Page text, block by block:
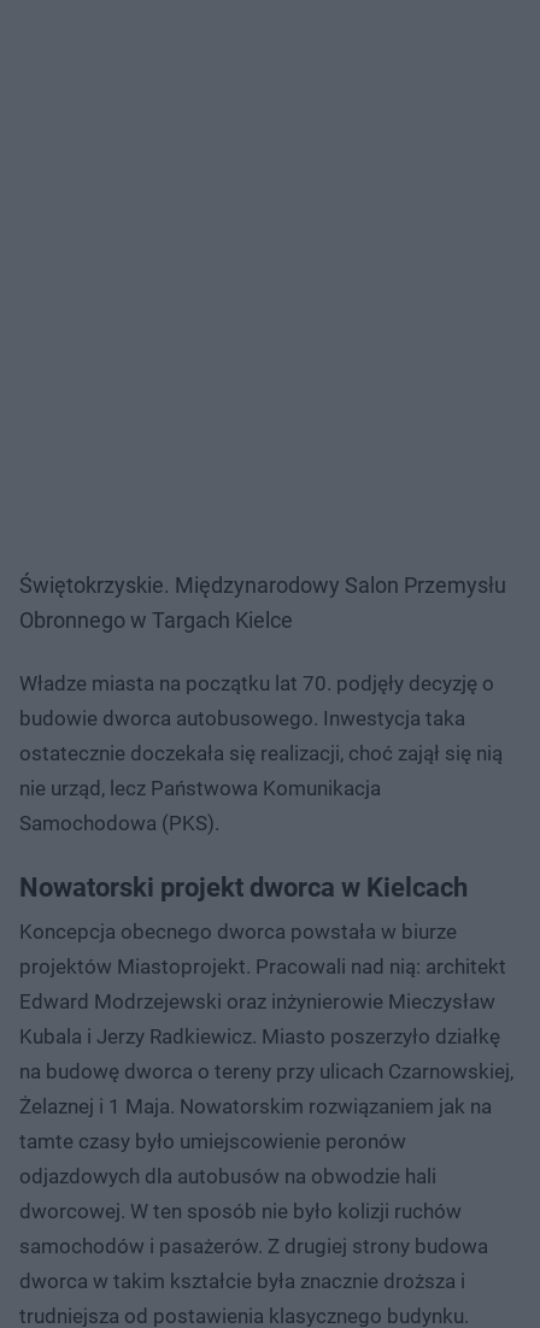
Świętokrzyskie. Międzynarodowy Salon Przemysłu
Obronnego w Targach Kielce
Władze miasta na początku lat 70. podjęły decyzję o
budowie dworca autobusowego. Inwestycja taka
ostatecznie doczekała się realizacji, choć zajął się nią
nie urząd, lecz Państwowa Komunikacja
Samochodowa (PKS).
Nowatorski projekt dworca w Kielcach
Koncepcja obecnego dworca powstała w biurze
projektów Miastoprojekt. Pracowali nad nią: architekt
Edward Modrzejewski oraz inżynierowie Mieczysław
Kubala i Jerzy Radkiewicz. Miasto poszerzyło działkę
na budowę dworca o tereny przy ulicach Czarnowskiej,
Żelaznej i 1 Maja. Nowatorskim rozwiązaniem jak na
tamte czasy było umiejscowienie peronów
odjazdowych dla autobusów na obwodzie hali
dworcowej. W ten sposób nie było kolizji ruchów
samochodów i pasażerów. Z drugiej strony budowa
dworca w takim kształcie była znacznie droższa i
trudniejsza od postawienia klasycznego budynku.